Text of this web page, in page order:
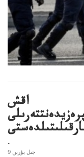
اقش
..
9 جىل بۇرىن